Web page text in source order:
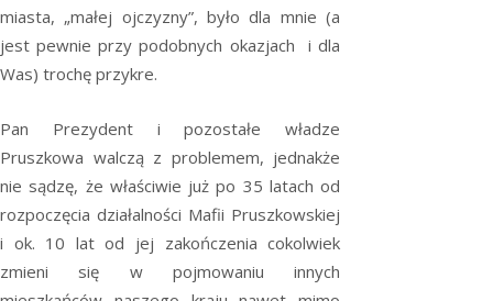
miasta, „małej ojczyzny”, było dla mnie (a
jest pewnie przy podobnych okazjach i dla
Was) trochę przykre.
Pan Prezydent i pozostałe władze
Pruszkowa walczą z problemem, jednakże
nie sądzę, że właściwie już po 35 latach od
rozpoczęcia działalności Mafii Pruszkowskiej
i ok. 10 lat od jej zakończenia cokolwiek
zmieni się w pojmowaniu innych